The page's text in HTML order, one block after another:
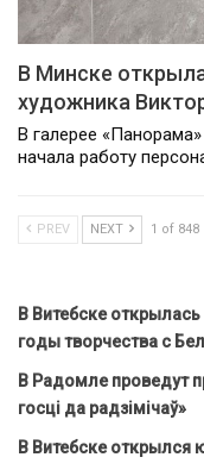
В Минске
художника
В галерее
начала работу
PREV NEXT 1 of 848
В Витебске
годы творчества с
В Радомле проведут
госці да радзімічаў»
В Витебске открылся